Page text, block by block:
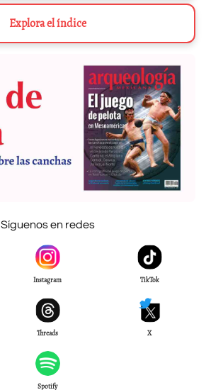
Explora el índice
Síguenos en redes
Instagram TikTok
Threads X
Spotify